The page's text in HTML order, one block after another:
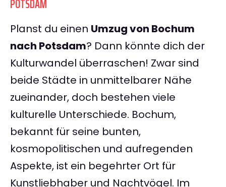
POTSDAM
Planst du einen Umzug von Bochum
nach Potsdam? Dann könnte dich der
Kulturwandel überraschen! Zwar sind
beide Städte in unmittelbarer Nähe
zueinander, doch bestehen viele
kulturelle Unterschiede. Bochum,
bekannt für seine bunten,
kosmopolitischen und aufregenden
Aspekte, ist ein begehrter Ort für
Kunstliebhaber und Nachtvögel. Im